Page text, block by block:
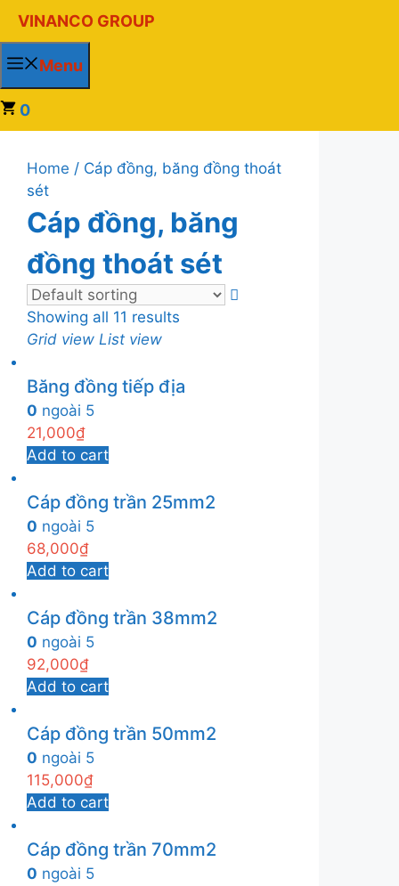
đến
nội
VINANCO GROUP
Menu
0
Home / Cáp đồng, băng đồng thoát
sét
Cáp đồng, băng
đồng thoát sét
Showing all 11 results
Grid view List view
Băng đồng tiếp địa
0 ngoài 5
21,000₫
Add to cart
Cáp đồng trần 25mm2
0 ngoài 5
68,000₫
Add to cart
Cáp đồng trần 38mm2
0 ngoài 5
92,000₫
Add to cart
Cáp đồng trần 50mm2
0 ngoài 5
115,000₫
Add to cart
Cáp đồng trần 70mm2
0 ngoài 5